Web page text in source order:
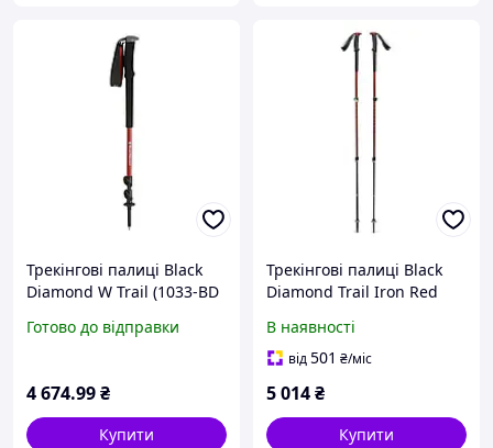
Трекінгові палиці Black
Diamond W Trail (1033-BD
Готово до відправки
4 674.99₴
Купити
Трекінгові палиці Black
Diamond Trail Iron Red
В наявності
від501 ₴/міс
5 014₴
Купити